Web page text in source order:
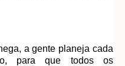
a gente planeja cada
para que todos os